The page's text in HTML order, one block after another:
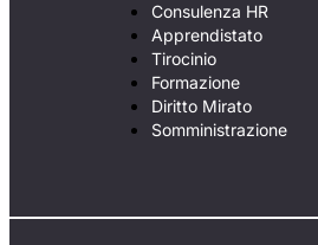
Consulenza HR
Apprendistato
Tirocinio
Formazione
Diritto Mirato
Somministrazione